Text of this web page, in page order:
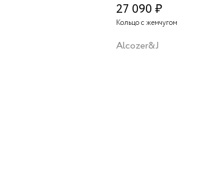
27 090 ₽
Кольцо с жемчугом
Alcozer&J